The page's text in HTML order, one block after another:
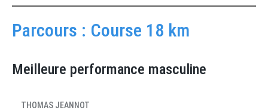
Parcours : Course 18 km
Meilleure performance masculine
THOMAS JEANNOT